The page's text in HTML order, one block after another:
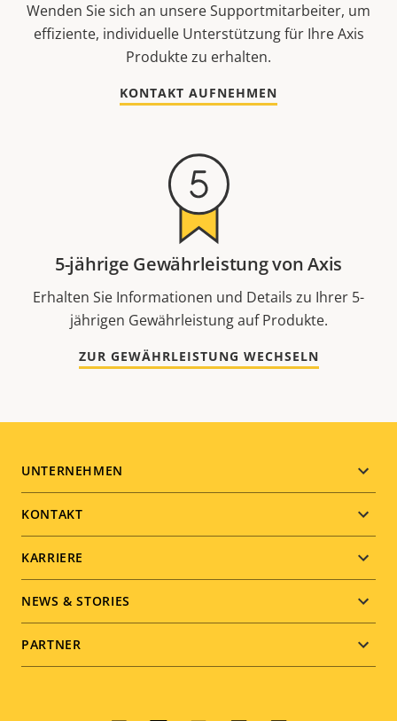
Wenden Sie sich an unsere Supportmitarbeiter, um
effiziente, individuelle Unterstützung für Ihre Axis
Produkte zu erhalten.
KONTAKT AUFNEHMEN
5-jährige Gewährleistung von Axis
Erhalten Sie Informationen und Details zu Ihrer 5-
jährigen Gewährleistung auf Produkte.
ZUR GEWÄHRLEISTUNG WECHSELN
Footer
menu
UNTERNEHMEN
KONTAKT
KARRIERE
NEWS & STORIES
PARTNER